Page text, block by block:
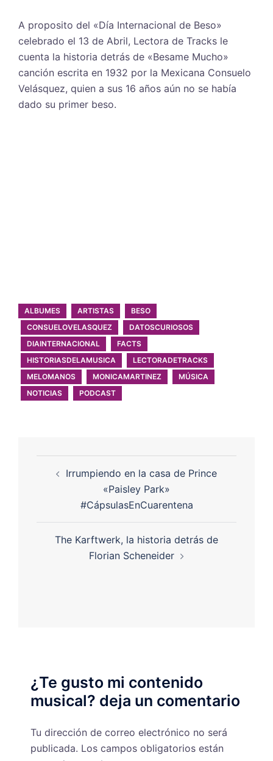
A proposito del «Día Internacional de Beso»
celebrado el 13 de Abril, Lectora de Tracks le
cuenta la historia detrás de «Besame Mucho»
canción escrita en 1932 por la Mexicana Consuelo
Velásquez, quien a sus 16 años aún no se había
dado su primer beso.
ALBUMES ARTISTAS
BESO
CONSUELOVELASQUEZ
DATOSCURIOSOS
DIAINTERNACIONAL
FACTS
HISTORIASDELAMUSICA
LECTORADETRACKS
MELOMANOS
MONICAMARTINEZ
MÚSICA
NOTICIAS
PODCAST
Irrumpiendo en la casa de Prince
«Paisley Park»
#CápsulasEnCuarentena
The Karftwerk, la historia detrás de
Florian Scheneider
¿Te gusto mi contenido
musical? deja un comentario
Tu dirección de correo electrónico no será
publicada. Los campos obligatorios están